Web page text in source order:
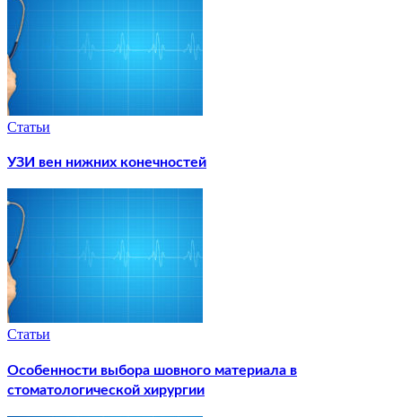
Статьи
УЗИ вен нижних конечностей
Статьи
Особенности выбора шовного материала в
стоматологической хирургии